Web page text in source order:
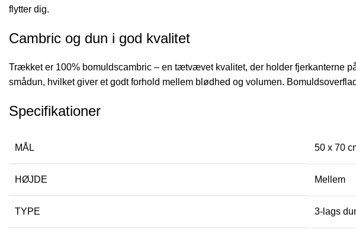
flytter dig.
Cambric og dun i god kvalitet
Trækket er 100% bomuldscambric – en tætvævet kvalitet, der holder fjerkanterne
smådun, hvilket giver et godt forhold mellem blødhed og volumen.
Specifikationer
MÅL 50 x 70
HØJDE Mellem
TYPE 3-lags